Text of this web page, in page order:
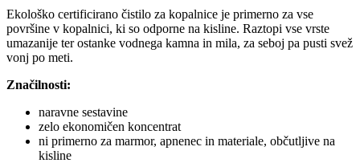
Ekološko certificirano čistilo za kopalnice je primerno za vse
površine v kopalnici, ki so odporne na kisline. Raztopi vse vrste
umazanije ter ostanke vodnega kamna in mila, za seboj pa pusti svež
vonj po meti.
Značilnosti:
naravne sestavine
zelo ekonomičen koncentrat
ni primerno za marmor, apnenec in materiale, občutljive na
kisline